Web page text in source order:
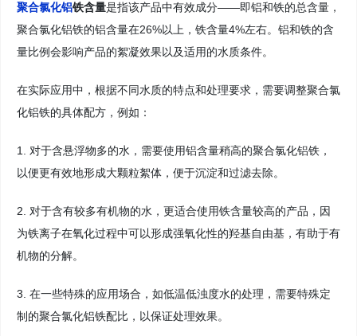
聚合氯化铝铁含量是指该产品中有效成分——即铝和铁的总含量，
聚合氯化铝铁的铝含量在26%以上， 铁含量4%左右。铝和铁的含
量比例会影响产品的絮凝效果以及适用的水质条件。
在实际应用中，根据不同水质的特点和处理要求，需要调整聚合氯
化铝铁的具体配方，例如：
1. 对于含悬浮物多的水，需要使用铝含量稍高的聚合氯化铝铁，
以便更有效地形成大颗粒絮体，便于沉淀和过滤去除。
2. 对于含有较多有机物的水，更适合使用铁含量较高的产品，因
为铁离子在氧化过程中可以形成强氧化性的羟基自由基，有助于有
机物的分解。
3. 在一些特殊的应用场合，如低温低浊度水的处理，需要特殊定
制的聚合氯化铝铁配比，以保证处理效果。